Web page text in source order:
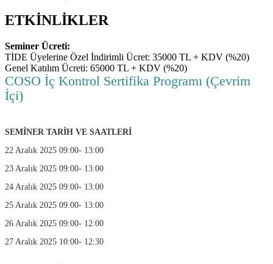
ETKİNLİKLER
Seminer Ücreti:
TİDE Üyelerine Özel İndirimli Ücret: 35000 TL + KDV (%20)
Genel Katılım Ücreti: 65000 TL + KDV (%20)
COSO İç Kontrol Sertifika Programı (Çevrim
İçi)
SEMİNER TARİH VE SAATLERİ
22 Aralık 2025 09:00- 13:00
23 Aralık 2025 09:00- 13:00
24 Aralık 2025 09:00- 13:00
25 Aralık 2025 09:00- 13:00
26 Aralık 2025 09:00- 12:00
27 Aralık 2025 10:00- 12:30